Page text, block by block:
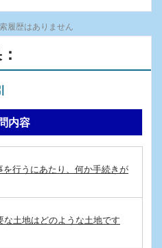
履歴はありません
内容
行うにあたり、何か手続きが
土地はどのような土地です